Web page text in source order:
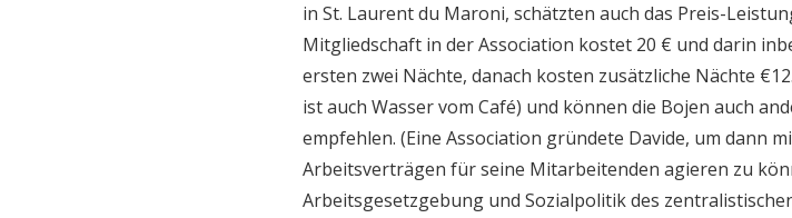
in St. Laurent du Maroni, schätzten auch das Preis-
Mitgliedschaft in der Association kostet 20 € und darin
ersten zwei Nächte, danach kosten zusätzliche Nächte
ist auch Wasser vom Café) und können die Bojen auch
empfehlen. (Eine Association gründete Davide, um dann
Arbeitsverträgen für seine Mitarbeitenden agieren zu
Arbeitsgesetzgebung und Sozialpolitik des